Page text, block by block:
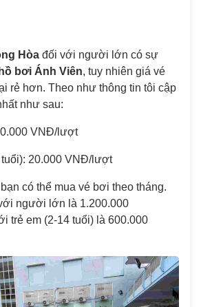
Hòa đối với người lớn có sự
hồ bơi Ánh Viên, tuy nhiên giá vé
rẻ hơn. Theo như thông tin tôi cập
như sau:
VNĐ/lượt
tuổi): 20.000 VNĐ/lượt
có thể mua vé bơi theo tháng.
người lớn là 1.200.000
trẻ em (2-14 tuổi) là 600.000